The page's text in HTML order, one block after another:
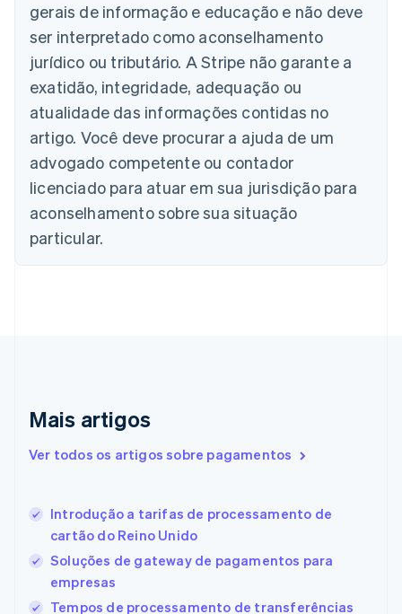
gerais de informação e educação e não deve
ser interpretado como aconselhamento
jurídico ou tributário. A Stripe não garante a
exatidão, integridade, adequação ou
atualidade das informações contidas no
artigo. Você deve procurar a ajuda de um
advogado competente ou contador
licenciado para atuar em sua jurisdição para
aconselhamento sobre sua situação
particular.
Mais artigos
Ver todos os artigos sobre pagamentos
Introdução a tarifas de processamento de
cartão do Reino Unido
Soluções de gateway de pagamentos para
empresas
Tempos de processamento de transferências
Áustria
DeutschEnglish
Bélgica
English
Brasil
Português English
Bulgária
English
Canadá
English Français
China continental
简体中文 English
Chipre
Croácia
Eslovênia
Espanha
EnglishEspañol简体中文
Estônia
Finlândia
EnglishSvenska
França